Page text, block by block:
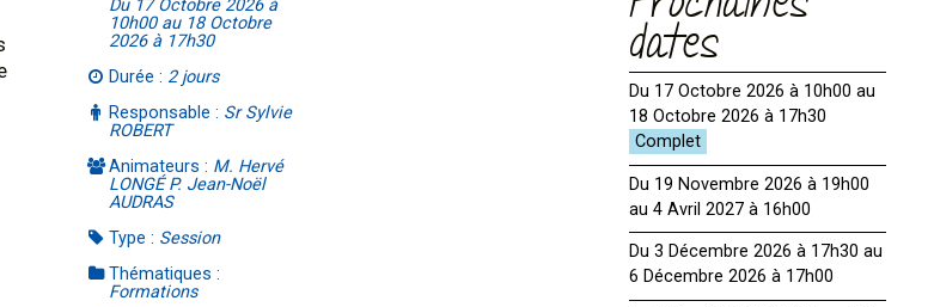
Du 17 Octobre 2026 à
10h00 au 18 Octobre
2026 à 17h30
Durée : 2 jours
Responsable : Sr Sylvie
ROBERT
Animateurs : M. Hervé
LONGÉ P. Jean-Noël
AUDRAS
Type : Session
Thématiques :
Formations
dates
Du 17 Octobre 2026 à 10h00 au
18 Octobre 2026 à 17h30
Du 19 Novembre 2026 à 19h00
au 4 Avril 2027 à 16h00
Du 3 Décembre 2026 à 17h30 au
6 Décembre 2026 à 17h00